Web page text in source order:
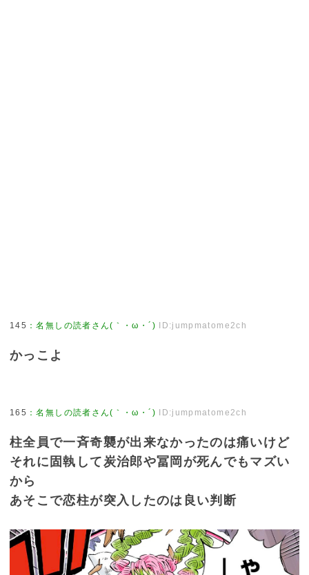
145 ：名無しの読者さん(｀・ω・´) ID:jumpmatome2ch
かっこよ
165 ：名無しの読者さん(｀・ω・´) ID:jumpmatome2ch
柱全員で一斉奇襲が出来なかったのは痛いけど
それに固執して炭治郎や冨岡が死んでもマズい
から
あそこで恋柱が突入したのは良い判断